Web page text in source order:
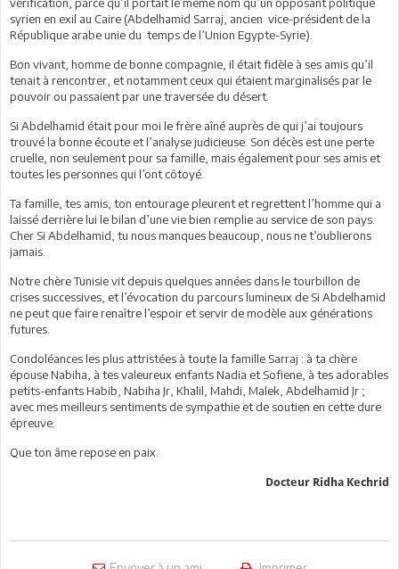
syrien en exil au Caire (Abdelhamid Sarraj, ancien vice-président de la
République arabe unie du temps de l’Union Egypte-Syrie).
Bon vivant, homme de bonne compagnie, il était fidèle à ses amis qu’il
tenait à rencontrer, et notamment ceux qui étaient marginalisés par le
pouvoir ou passaient par une traversée du désert.
Si Abdelhamid était pour moi le frère aîné auprès de qui j’ai toujours
trouvé la bonne écoute et l’analyse judicieuse. Son décès est une perte
cruelle, non seulement pour sa famille, mais également pour ses amis et
toutes les personnes qui l’ont côtoyé.
Ta famille, tes amis, ton entourage pleurent et regrettent l’homme qui a
laissé derrière lui le bilan d’une vie bien remplie au service de son pays.
Cher Si Abdelhamid, tu nous manques beaucoup, nous ne t’oublierons
jamais.
Notre chère Tunisie vit depuis quelques années dans le tourbillon de
crises successives, et l’évocation du parcours lumineux de Si Abdelhamid
ne peut que faire renaître l’espoir et servir de modèle aux générations
futures.
Condoléances les plus attristées à toute la famille Sarraj : à ta chère
épouse Nabiha, à tes valeureux enfants Nadia et Sofiene, à tes adorables
petits-enfants Habib, Nabiha Jr, Khalil, Mahdi, Malek, Abdelhamid Jr ;
avec mes meilleurs sentiments de sympathie et de soutien en cette dure
épreuve.
Que ton âme repose en paix.
Docteur Ridha Kechrid